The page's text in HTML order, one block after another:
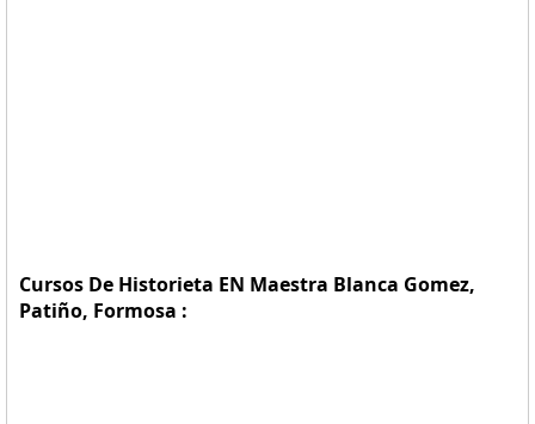
Cursos De Historieta EN Maestra Blanca Gomez,
Patiño, Formosa :